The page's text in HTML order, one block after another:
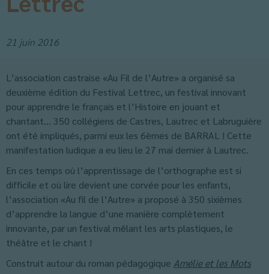
21 juin 2016
L’association castraise «Au Fil de l’Autre» a organisé sa
deuxième édition du Festival Lettrec, un festival innovant
pour apprendre le français et l’Histoire en jouant et
chantant… 350 collégiens de Castres, Lautrec et Labruguière
ont été impliqués, parmi eux les 6èmes de BARRAL ! Cette
manifestation ludique a eu lieu le 27 mai dernier à Lautrec.
En ces temps où l’apprentissage de l’orthographe est si
difficile et où lire devient une corvée pour les enfants,
l’association «Au fil de l’Autre» a proposé à 350 sixièmes
d’apprendre la langue d’une manière complètement
innovante, par un festival mêlant les arts plastiques, le
théâtre et le chant !
Construit autour du roman pédagogique Amélie et les Mots